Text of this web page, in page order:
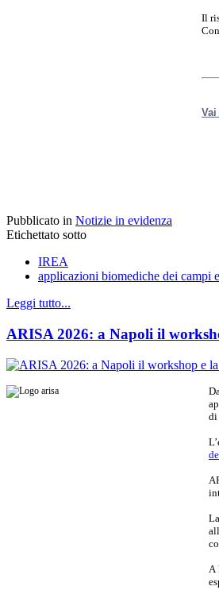
Il
Pubblicato in Notizie in evidenza
Etichettato sotto
IREA
applicazioni biomediche dei campi
Leggi tutto...
ARISA 2026: a Napoli il
di
A